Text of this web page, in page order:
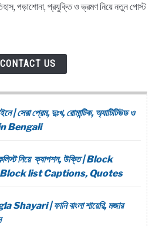
পড়াশোনা, প্রযুক্তি ও ভ্রমণ নিয়ে নতুন পোস্ট
CONTACT US
| সেরা প্রেম, দুঃখ, রোমান্টিক, অ্যাটিটিউড ও
Bengali
নিয়ে ক্যাপশন, উক্তি | Block
list Captions, Quotes
| ফানি বাংলা শায়েরি, মজার